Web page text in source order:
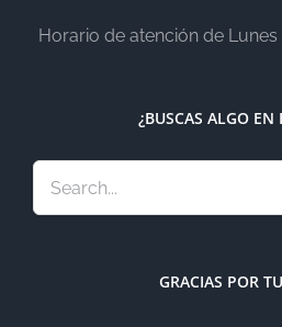
Horario de atención de Lunes
¿BUSCAS ALGO EN
GRACIAS POR